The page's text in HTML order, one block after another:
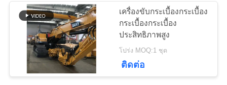
โชว์
เกี่ยว
เครื่องตอกเสาเข็ม
เครื่องขับกระเบื้องกระเบื้อง
กระเบื้องกระเบื้อง
ประสิทธิภาพสูง
โปร่ง MOQ:1 ชุด
ติดต่อ